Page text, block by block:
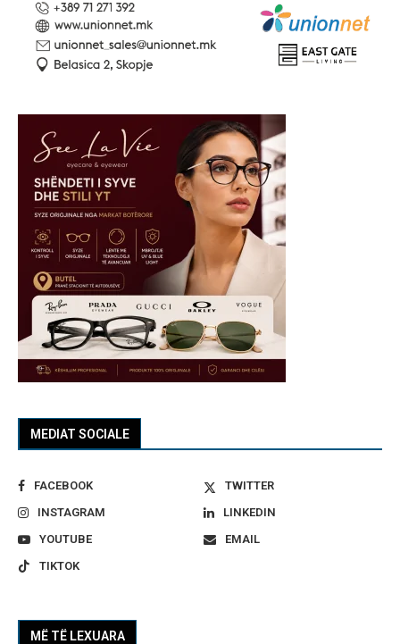
MEDIAT SOCIALE
FACEBOOK
TWITTER
INSTAGRAM
LINKEDIN
YOUTUBE
EMAIL
TIKTOK
MË TË LEXUARA